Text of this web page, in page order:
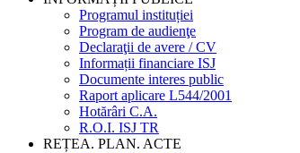
Programul instituției
Program de audienţe
Declaraţii de avere / CV
Informații financiare ISJ
Documente interes public
Raport aplicare L544/2001
Hotărâri C.A.
R.O.I. ISJ TR
REȚEA. PLAN. ACTE